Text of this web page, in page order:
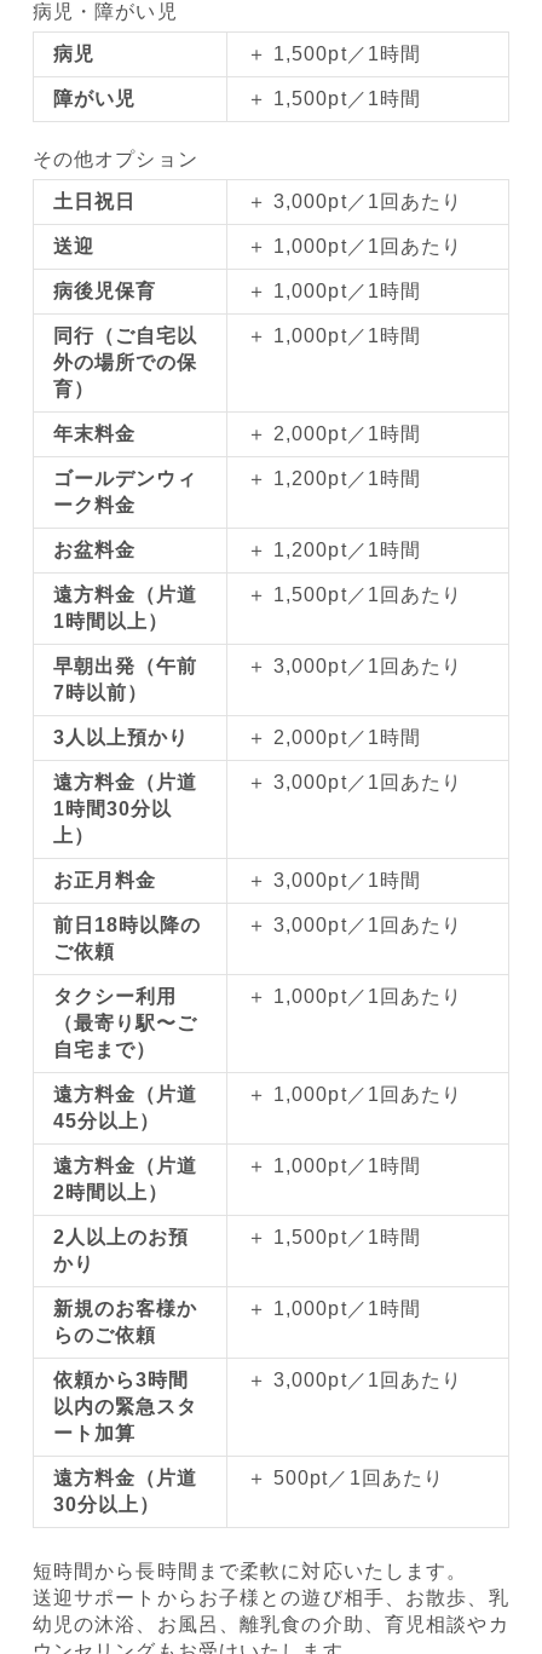
病児・障がい児
病児 ＋ 1,500pt／1時間
障がい児 ＋ 1,500pt／1時間
その他オプション
土日祝日 ＋ 3,000pt／1回あたり
送迎 ＋ 1,000pt／1回あたり
病後児保育 ＋ 1,000pt／1時間
同行（ご自宅以
外の場所での保
育）
＋ 1,000pt／1時間
年末料金 ＋ 2,000pt／1時間
ゴールデンウィ
ーク料金
＋ 1,200pt／1時間
お盆料金 ＋ 1,200pt／1時間
遠方料金（片道
1時間以上）
＋ 1,500pt／1回あたり
早朝出発（午前
7時以前）
＋ 3,000pt／1回あたり
3人以上預かり ＋ 2,000pt／1時間
遠方料金（片道
1時間30分以
上）
＋ 3,000pt／1回あたり
お正月料金 ＋ 3,000pt／1時間
前日18時以降の
ご依頼
＋ 3,000pt／1回あたり
タクシー利用
（最寄り駅〜ご
自宅まで）
＋ 1,000pt／1回あたり
遠方料金（片道
45分以上）
＋ 1,000pt／1回あたり
遠方料金（片道
2時間以上）
＋ 1,000pt／1時間
2人以上のお預
かり
＋ 1,500pt／1時間
新規のお客様か
らのご依頼
＋ 1,000pt／1時間
依頼から3時間
以内の緊急スタ
ート加算
＋ 3,000pt／1回あたり
遠方料金（片道
30分以上）
＋ 500pt／1回あたり
短時間から長時間まで柔軟に対応いたします。
送迎サポートからお子様との遊び相手、お散歩、乳
幼児の沐浴、お風呂、離乳食の介助、育児相談やカ